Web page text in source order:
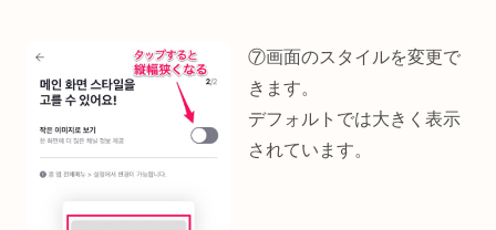
⑦画面のスタイルを変更で
きます。
デフォルトでは大きく表示
されています。